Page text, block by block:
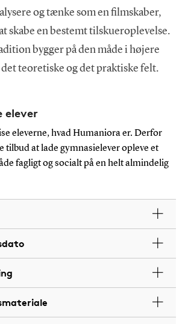
og tænke som en filmskaber,
skabe en bestemt tilskueroplevelse.
bygger på den måde i højere
teoretiske og det praktiske felt.
elever
eleverne, hvad Humaniora er. Derfor
tilbud at lade gymnasielever opleve et
fagligt og socialt på en helt almindelig